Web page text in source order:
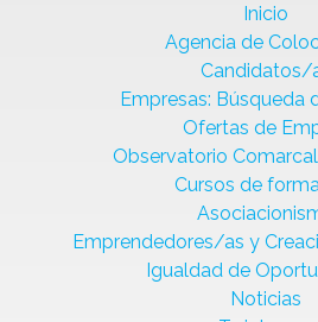
Inicio
Agencia de
Candidatos/
Empresas: Búsqueda
Ofertas de
Observatorio
Cursos de
Emprendedores/as y
Igualdad de
Noticias